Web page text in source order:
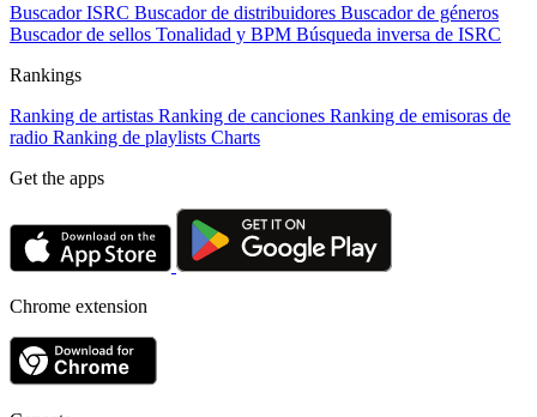
Buscador ISRC Buscador de distribuidores Buscador de géneros
Buscador de sellos Tonalidad y BPM Búsqueda inversa de ISRC
Rankings
Ranking de artistas Ranking de canciones Ranking de emisoras de
radio Ranking de playlists Charts
Get the apps
Chrome extension